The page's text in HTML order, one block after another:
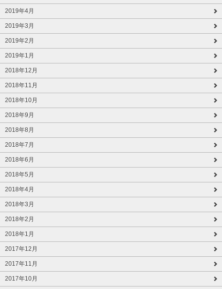
2019年4月
2019年3月
2019年2月
2019年1月
2018年12月
2018年11月
2018年10月
2018年9月
2018年8月
2018年7月
2018年6月
2018年5月
2018年4月
2018年3月
2018年2月
2018年1月
2017年12月
2017年11月
2017年10月